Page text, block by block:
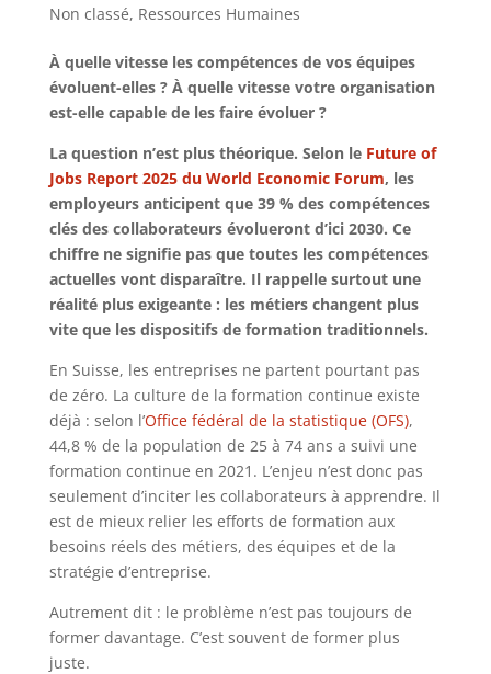
Non classé, Ressources Humaines
À quelle vitesse les compétences de vos équipes
évoluent-elles ? À quelle vitesse votre organisation
est-elle capable de les faire évoluer ?
La question n’est plus théorique. Selon le Future of
Jobs Report 2025 du World Economic Forum, les
employeurs anticipent que 39 % des compétences
clés des collaborateurs évolueront d’ici 2030. Ce
chiffre ne signifie pas que toutes les compétences
actuelles vont disparaître. Il rappelle surtout une
réalité plus exigeante : les métiers changent plus
vite que les dispositifs de formation traditionnels.
En Suisse, les entreprises ne partent pourtant pas
de zéro. La culture de la formation continue existe
déjà : selon l’Office fédéral de la statistique (OFS),
44,8 % de la population de 25 à 74 ans a suivi une
formation continue en 2021. L’enjeu n’est donc pas
seulement d’inciter les collaborateurs à apprendre. Il
est de mieux relier les efforts de formation aux
besoins réels des métiers, des équipes et de la
stratégie d’entreprise.
Autrement dit : le problème n’est pas toujours de
former davantage. C’est souvent de former plus
juste.